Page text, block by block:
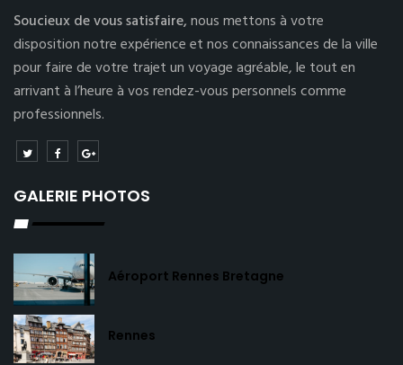
Soucieux de vous satisfaire,nous mettons à votre
disposition notre expérience et nos connaissances de la ville
pour faire de votre trajet un voyage agréable, le tout en
arrivant à l’heure à vos rendez-vous personnels comme
professionnels.
GALERIE PHOTOS
Aéroport Rennes Bretagne
Rennes